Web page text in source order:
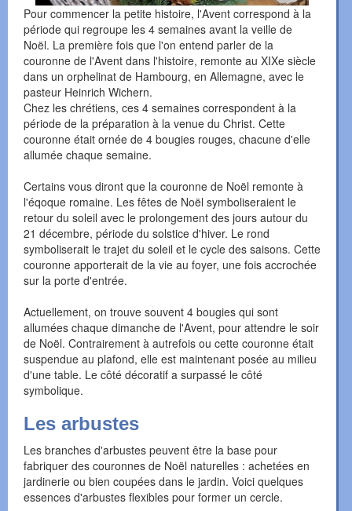
Pour commencer la petite histoire, l'Avent correspond à la
période qui regroupe les 4 semaines avant la veille de
Noël. La première fois que l'on entend parler de la
couronne de l'Avent dans l'histoire, remonte au XIXe siècle
dans un orphelinat de Hambourg, en Allemagne, avec le
pasteur Heinrich Wichern.
Chez les chrétiens, ces 4 semaines correspondent à la
période de la préparation à la venue du Christ. Cette
couronne était ornée de 4 bougies rouges, chacune d'elle
allumée chaque semaine.
Certains vous diront que la couronne de Noël remonte à
l'éqoque romaine. Les fêtes de Noël symboliseraient le
retour du soleil avec le prolongement des jours autour du
21 décembre, période du solstice d'hiver. Le rond
symboliserait le trajet du soleil et le cycle des saisons. Cette
couronne apporterait de la vie au foyer, une fois accrochée
sur la porte d'entrée.
Actuellement, on trouve souvent 4 bougies qui sont
allumées chaque dimanche de l'Avent, pour attendre le soir
de Noël. Contrairement à autrefois ou cette couronne était
suspendue au plafond, elle est maintenant posée au milieu
d'une table. Le côté décoratif a surpassé le côté
symbolique.
Les arbustes
Les branches d'arbustes peuvent être la base pour
fabriquer des couronnes de Noël naturelles : achetées en
jardinerie ou bien coupées dans le jardin. Voici quelques
essences d'arbustes flexibles pour former un cercle.